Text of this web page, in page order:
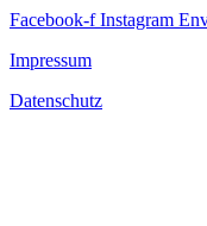
Facebook-f Instagram
Impressum
Datenschutz